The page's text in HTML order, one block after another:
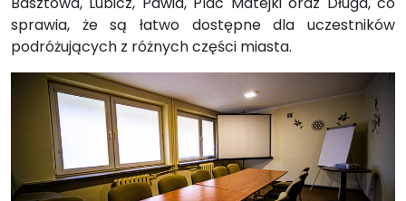
sprawia, że są łatwo dostępne dla uczestników
podróżujących z różnych części miasta.